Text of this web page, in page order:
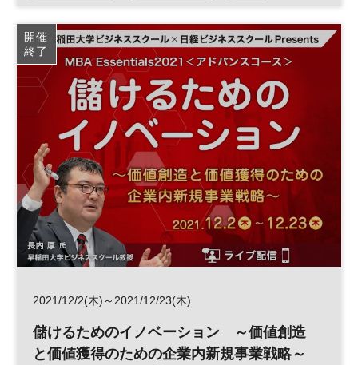
日経ビジネススクール
開催
終了
2021/12/2(木)～2021/12/23(木)
儲けるためのイノベーション ～価値創造
と価値獲得のための企業内新規事業戦略～